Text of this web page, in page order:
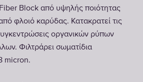
Block από υψηλής ποιότητας
φλοιό καρύδας. Κατακρατεί τις
οργανικών ρύπων
Φιλτράρει σωματίδια
micron.